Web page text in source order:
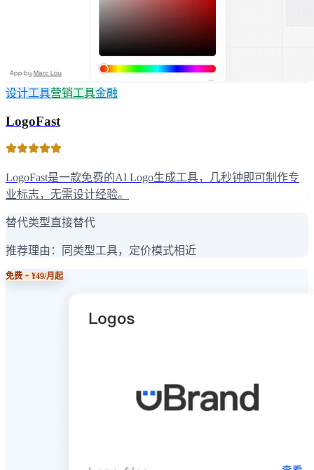
设计工具营销工具金融
LogoFast
LogoFast是一款免费的AI Logo生成工具，几秒钟即可制作专
业标志，无需设计经验。
替代类型直接替代
推荐理由： 同类型工具，定价模式相近
免费 + ¥49/月起